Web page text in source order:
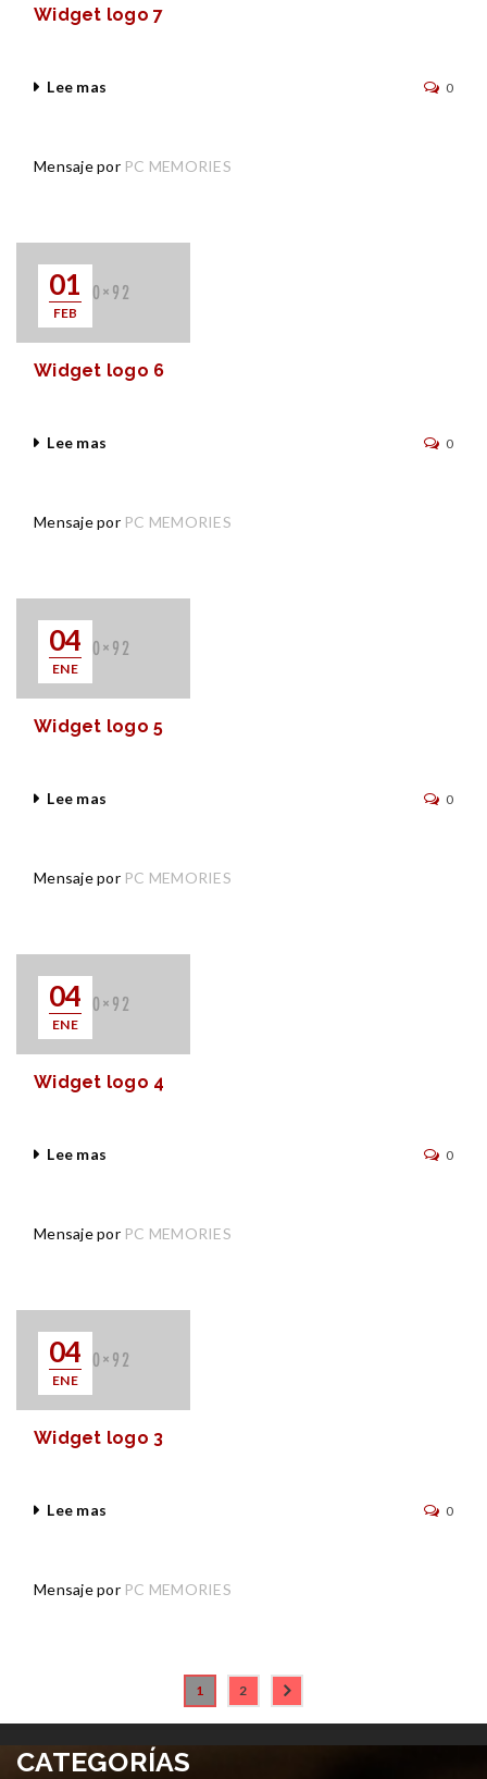
Widget logo 7
Lee mas 0
Mensaje por PC MEMORIES
01
FEB
Widget logo 6
Lee mas 0
Mensaje por PC MEMORIES
04
ENE
Widget logo 5
Lee mas 0
Mensaje por PC MEMORIES
04
ENE
Widget logo 4
Lee mas 0
Mensaje por PC MEMORIES
04
ENE
Widget logo 3
Lee mas 0
Mensaje por PC MEMORIES
1 2
CATEGORÍAS